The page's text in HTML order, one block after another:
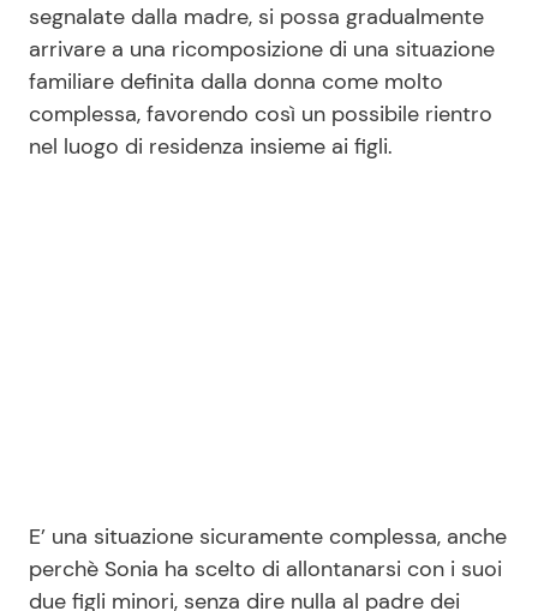
segnalate dalla madre, si possa gradualmente
arrivare a una ricomposizione di una situazione
familiare definita dalla donna come molto
complessa, favorendo così un possibile rientro
nel luogo di residenza insieme ai figli.
E’ una situazione sicuramente complessa, anche
perchè Sonia ha scelto di allontanarsi con i suoi
due figli minori, senza dire nulla al padre dei